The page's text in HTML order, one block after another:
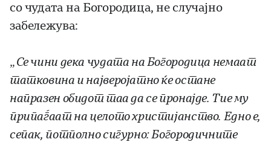
со чудата на Богородица, не случајно
забележува:
„Се чини дека чудата на Богородица немаат
татковина и најверојатно ќе остане
напразен обидот таа да се пронајде. Тие му
припаѓаат на целото христијанство. Едно е,
сепак, потполно сигурно: Богородичните